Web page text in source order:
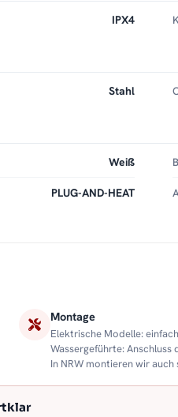
IPX4
Stahl
Weiß
PLUG-AND-HEAT
Montage
Elektrische Modelle:
Wassergeführte:
In NRW montieren wir auch